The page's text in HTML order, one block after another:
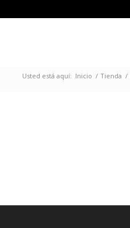
Usted está aquí: Inicio / Tienda /